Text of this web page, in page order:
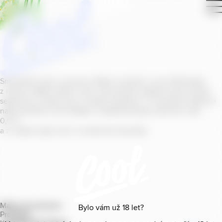
Bylo vám už 18 let?
Smícháním piva s ovocnou šťávou vytvořil v roce
z našich sládků
segmentu na bázi piva v České republice. V současné době se
naše portfolio Cool skládá z nealkoholických příchutí s alk.
0
a z nealko řady Cool+ s funkčními benefity.
Mapa provozoven
Produkty